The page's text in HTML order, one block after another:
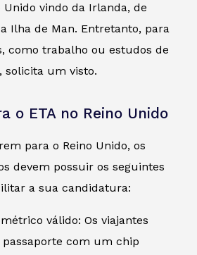
Unido vindo da Irlanda, de
Ilha de Man. Entretanto, para
como trabalho ou estudos de
solicita um visto.
o ETA no Reino Unido
para o Reino Unido, os
devem possuir os seguintes
a sua candidatura:
válido: Os viajantes
com um chip